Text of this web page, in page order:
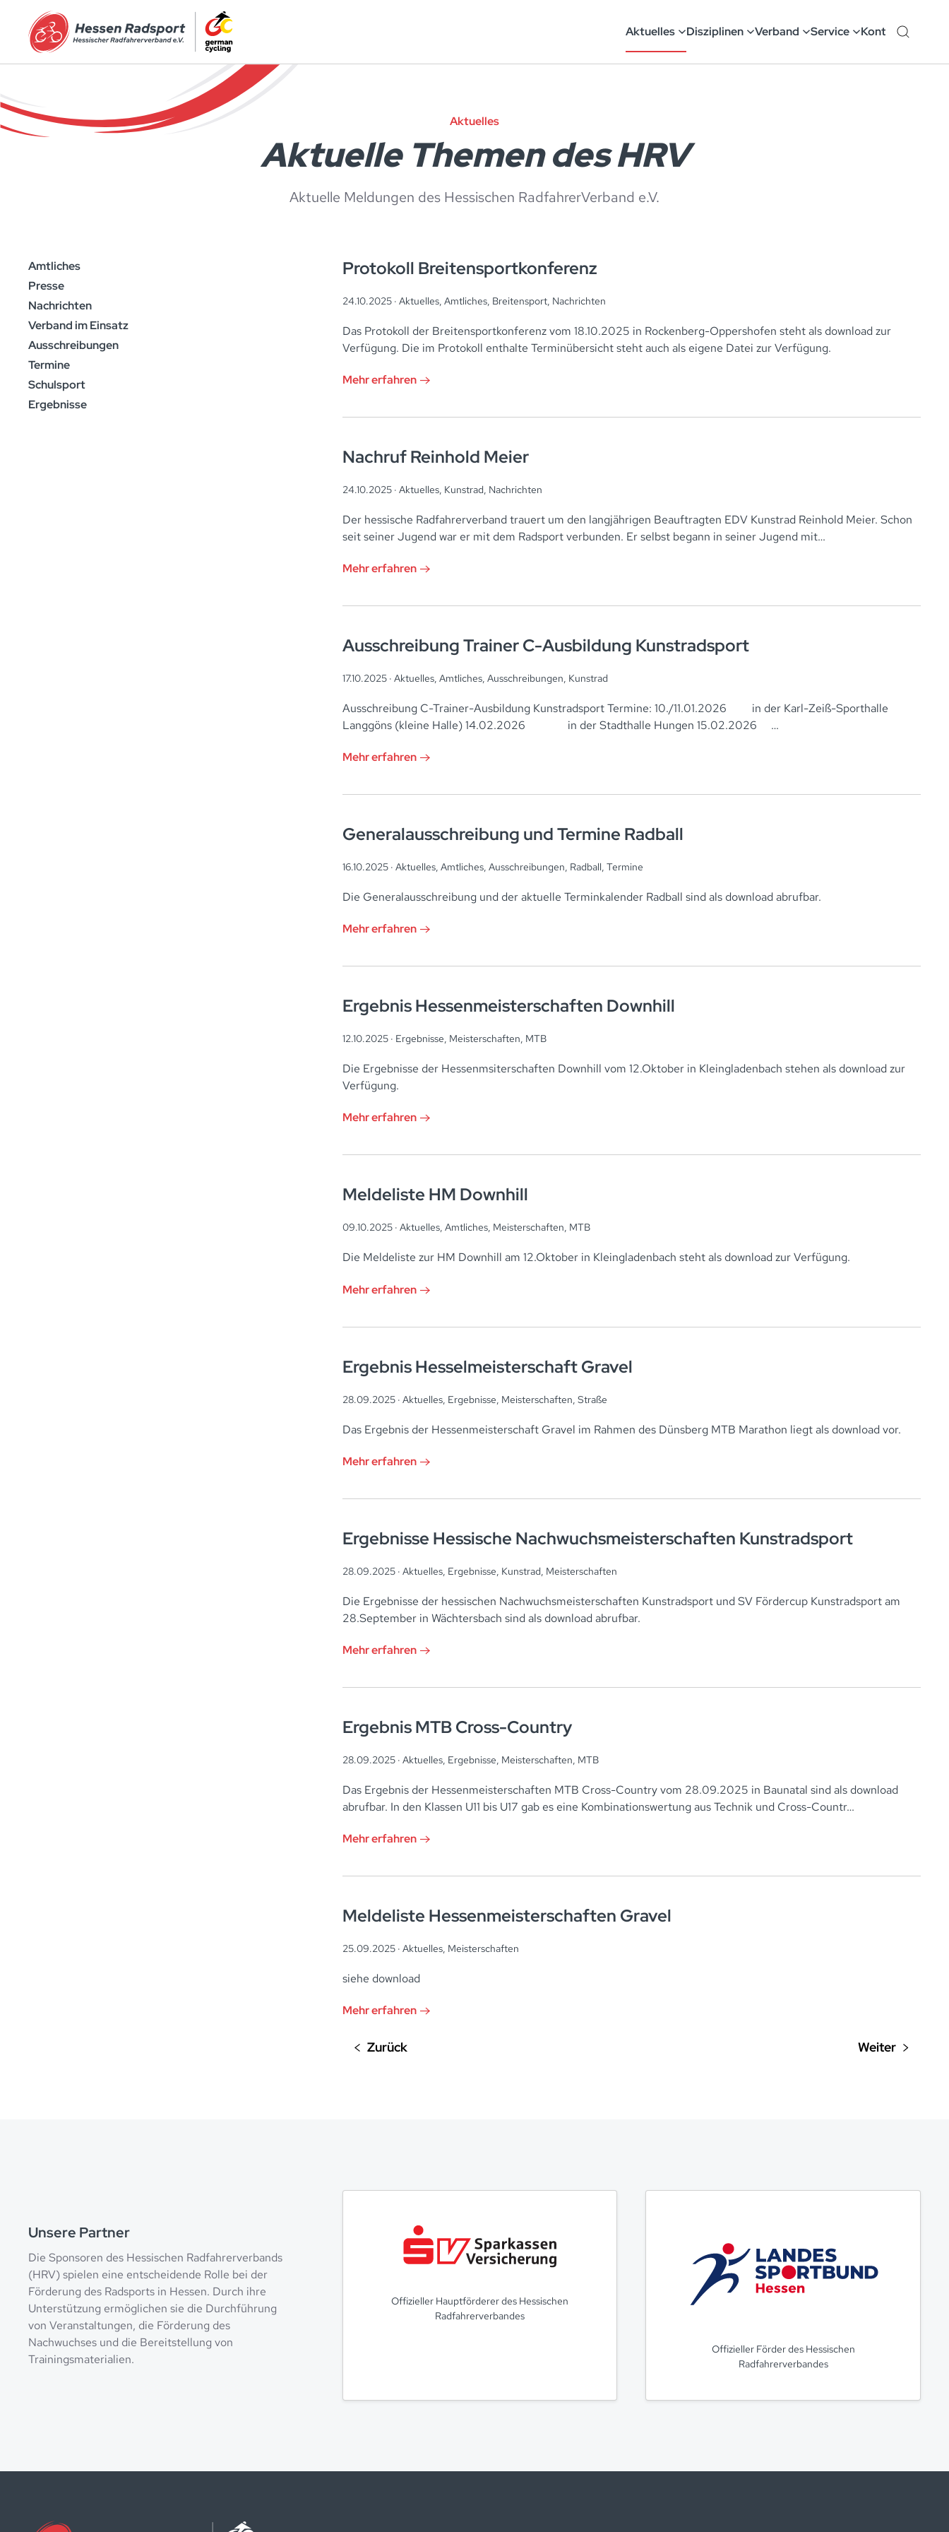
Zum Hauptinhalt springen
Aktuelles Disziplinen Verband Service Kontakt
Aktuelles
Aktuelle Themen des HRV
Aktuelle Meldungen des Hessischen RadfahrerVerband e.V.
Amtliches
Presse
Nachrichten
Verband im Einsatz
Ausschreibungen
Termine
Schulsport
Ergebnisse
Protokoll Breitensportkonferenz
24.10.2025 · Aktuelles, Amtliches, Breitensport, Nachrichten
Das Protokoll der Breitensportkonferenz vom 18.10.2025 in Rockenberg-Oppershofen steht als download zur
Verfügung. Die im Protokoll enthalte Terminübersicht steht auch als eigene Datei zur Verfügung.
Mehr erfahren
Nachruf Reinhold Meier
24.10.2025 · Aktuelles, Kunstrad, Nachrichten
Der hessische Radfahrerverband trauert um den langjährigen Beauftragten EDV Kunstrad Reinhold Meier. Schon
seit seiner Jugend war er mit dem Radsport verbunden. Er selbst begann in seiner Jugend mit…
Mehr erfahren
Ausschreibung Trainer C-Ausbildung Kunstradsport
17.10.2025 · Aktuelles, Amtliches, Ausschreibungen, Kunstrad
Ausschreibung C-Trainer-Ausbildung Kunstradsport Termine: 10./11.01.2026 in der Karl-Zeiß-Sporthalle
Langgöns (kleine Halle) 14.02.2026 in der Stadthalle Hungen 15.02.2026 …
Mehr erfahren
Generalausschreibung und Termine Radball
16.10.2025 · Aktuelles, Amtliches, Ausschreibungen, Radball, Termine
Die Generalausschreibung und der aktuelle Terminkalender Radball sind als download abrufbar.
Mehr erfahren
Ergebnis Hessenmeisterschaften Downhill
12.10.2025 · Ergebnisse, Meisterschaften, MTB
Die Ergebnisse der Hessenmsiterschaften Downhill vom 12.Oktober in Kleingladenbach stehen als download zur
Verfügung.
Mehr erfahren
Meldeliste HM Downhill
09.10.2025 · Aktuelles, Amtliches, Meisterschaften, MTB
Die Meldeliste zur HM Downhill am 12.Oktober in Kleingladenbach steht als download zur Verfügung.
Mehr erfahren
Ergebnis Hesselmeisterschaft Gravel
28.09.2025 · Aktuelles, Ergebnisse Meisterschaften Straße
Das Ergebnis der Hessenmeisterschaft Gravel im Rahmen des Dünsberg MTB Marathon liegt als download vor.
Mehr erfahren
Ergebnisse Hessische Nachwuchsmeisterschaften Kunstradsport
28.09.2025 · Aktuelles, Ergebnisse, Kunstrad, Meisterschaften
Die Ergebnisse der hessischen Nachwuchsmeisterschaften Kunstradsport und SV Fördercup Kunstradsport am
28.September in Wächtersbach sind als download abrufbar.
Mehr erfahren
Ergebnis MTB Cross-Country
28.09.2025 · Aktuelles, Ergebnisse, Meisterschaften, MTB
Das Ergebnis der Hessenmeisterschaften MTB Cross-Country vom 28.09.2025 in Baunatal sind als download
abrufbar. In den Klassen U11 bis U17 gab es eine Kombinationswertung aus Technik und Cross-Countr…
Mehr erfahren
Meldeliste Hessenmeisterschaften Gravel
25.09.2025 · Aktuelles, Meisterschaften
siehe download
Mehr erfahren
Unsere Partner
Die Sponsoren des Hessischen Radfahrerverbands
(HRV) spielen eine entscheidende Rolle bei der
Förderung des Radsports in Hessen. Durch ihre
Unterstützung ermöglichen sie die Durchführung
von Veranstaltungen, die Förderung des
Nachwuchses und die Bereitstellung von
Trainingsmaterialien.
Offizieller Hauptförderer des Hessischen
Radfahrerverbandes
Offizieller Förder des Hessischen
Radfahrerverbandes